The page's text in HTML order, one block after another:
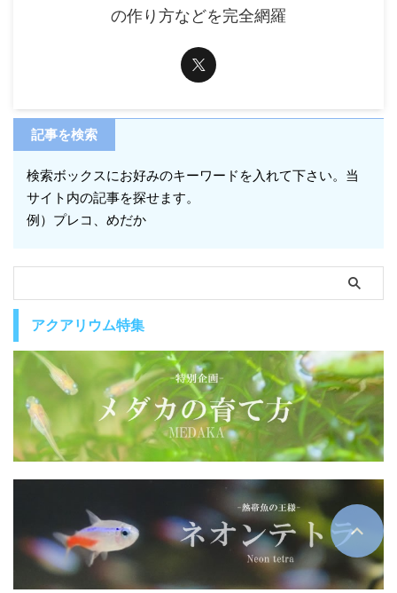
の作り方などを完全網羅
記事を検索
検索ボックスにお好みのキーワードを入れて下さい。当
サイト内の記事を探せます。
例）プレコ、めだか
アクアリウム特集